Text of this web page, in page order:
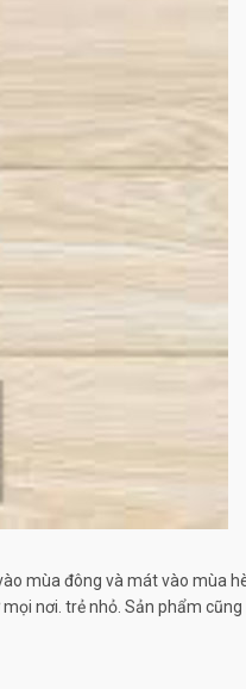
mùa đông và mát vào mùa
nơi. trẻ nhỏ. Sản phẩm cũng